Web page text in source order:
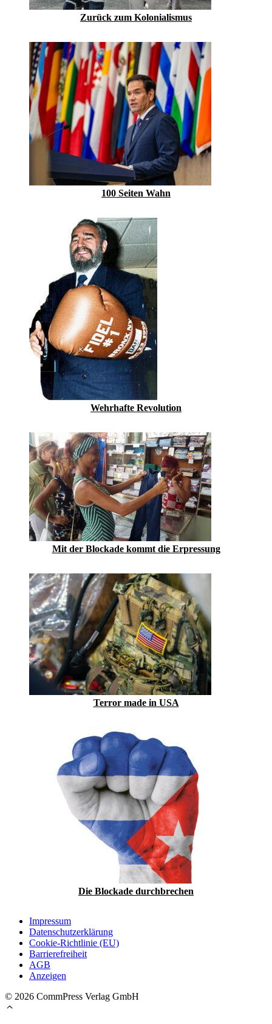
Zurück zum Kolonialismus
100 Seiten Wahn
Wehrhafte Revolution
Mit der Blockade kommt die Erpressung
Terror made in USA
Die Blockade durchbrechen
Impressum
Datenschutzerklärung
Cookie-Richtlinie (EU)
Barrierefreiheit
AGB
Anzeigen
© 2026 CommPress Verlag GmbH